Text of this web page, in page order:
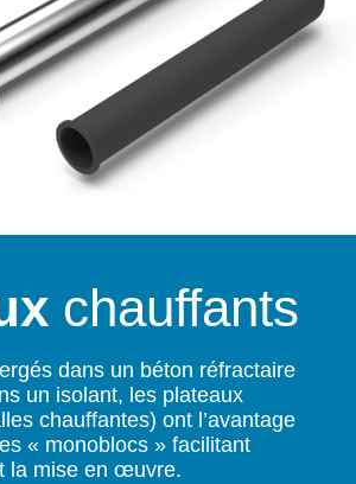
chauffants
dans un béton réfractaire
un isolant, les plateaux
chauffantes) ont l’avantage
« monoblocs » facilitant
la mise en œuvre.